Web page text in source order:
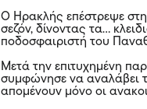
Ο Ηρακλής επέστρεψε
σεζόν, δίνοντας τα…
ποδοσφαιριστή του
Μετά την επιτυχημένη
συμφώνησε να αναλάβει
απομένουν μόνο οι